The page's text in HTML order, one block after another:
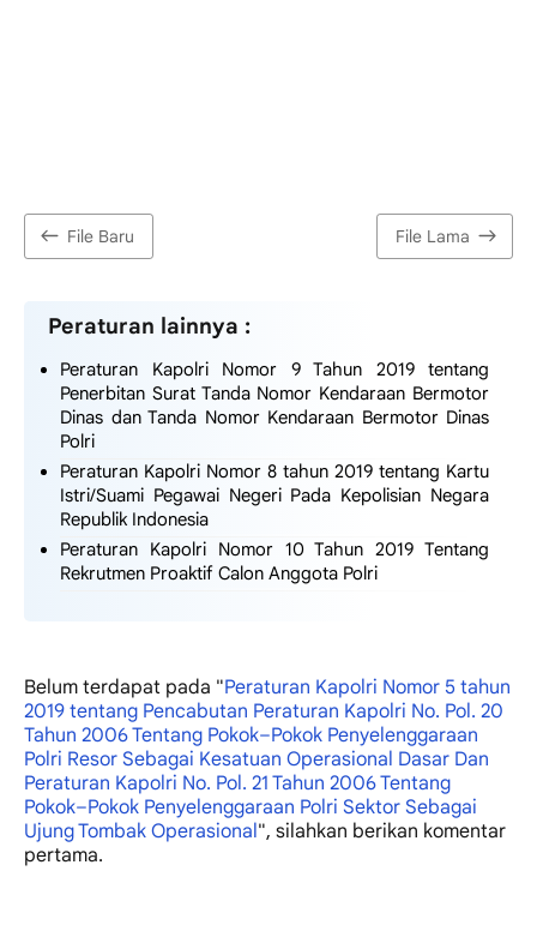
File Baru File Lama
Peraturan lainnya :
Peraturan Kapolri Nomor 9 Tahun 2019 tentang
Penerbitan Surat Tanda Nomor Kendaraan Bermotor
Dinas dan Tanda Nomor Kendaraan Bermotor Dinas
Polri
Peraturan Kapolri Nomor 8 tahun 2019 tentang Kartu
Istri/Suami Pegawai Negeri Pada Kepolisian Negara
Republik Indonesia
Peraturan Kapolri Nomor 10 Tahun 2019 Tentang
Rekrutmen Proaktif Calon Anggota Polri
Belum terdapat pada "Peraturan Kapolri Nomor 5 tahun
2019 tentang Pencabutan Peraturan Kapolri No. Pol. 20
Tahun 2006 Tentang Pokok–Pokok Penyelenggaraan
Polri Resor Sebagai Kesatuan Operasional Dasar Dan
Peraturan Kapolri No. Pol. 21 Tahun 2006 Tentang
Pokok–Pokok Penyelenggaraan Polri Sektor Sebagai
Ujung Tombak Operasional", silahkan berikan komentar
pertama.